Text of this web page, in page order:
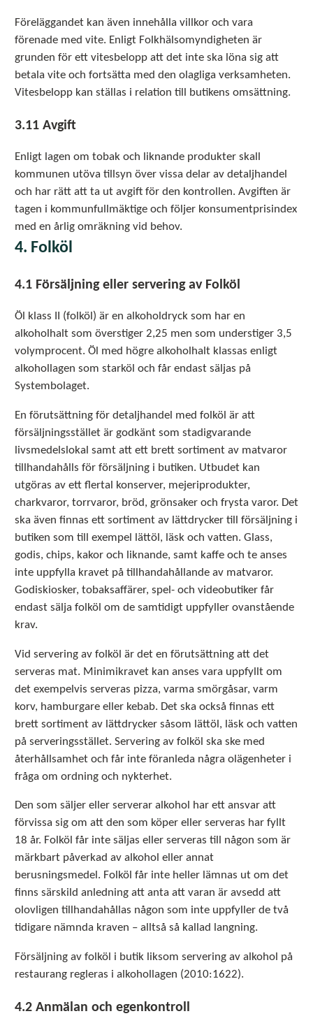
Föreläggandet kan även innehålla villkor och vara
förenade med vite. Enligt Folkhälsomyndigheten är
grunden för ett vitesbelopp att det inte ska löna sig att
betala vite och fortsätta med den olagliga verksamheten.
Vitesbelopp kan ställas i relation till butikens omsättning.
3.11 Avgift
Enligt lagen om tobak och liknande produkter skall
kommunen utöva tillsyn över vissa delar av detaljhandel
och har rätt att ta ut avgift för den kontrollen. Avgiften är
tagen i kommunfullmäktige och följer konsumentprisindex
med en årlig omräkning vid behov.
4. Folköl
4.1 Försäljning eller servering av Folköl
Öl klass II (folköl) är en alkoholdryck som har en
alkoholhalt som överstiger 2,25 men som understiger 3,5
volymprocent. Öl med högre alkoholhalt klassas enligt
alkohollagen som starköl och får endast säljas på
Systembolaget.
En förutsättning för detaljhandel med folköl är att
försäljningsstället är godkänt som stadigvarande
livsmedelslokal samt att ett brett sortiment av matvaror
tillhandahålls för försäljning i butiken. Utbudet kan
utgöras av ett flertal konserver, mejeriprodukter,
charkvaror, torrvaror, bröd, grönsaker och frysta varor. Det
ska även finnas ett sortiment av lättdrycker till försäljning i
butiken som till exempel lättöl, läsk och vatten. Glass,
godis, chips, kakor och liknande, samt kaffe och te anses
inte uppfylla kravet på tillhandahållande av matvaror.
Godiskiosker, tobaksaffärer, spel- och videobutiker får
endast sälja folköl om de samtidigt uppfyller ovanstående
krav.
Vid servering av folköl är det en förutsättning att det
serveras mat. Minimikravet kan anses vara uppfyllt om
det exempelvis serveras pizza, varma smörgåsar, varm
korv, hamburgare eller kebab. Det ska också finnas ett
brett sortiment av lättdrycker såsom lättöl, läsk och vatten
på serveringsstället. Servering av folköl ska ske med
återhållsamhet och får inte föranleda några olägenheter i
fråga om ordning och nykterhet.
Den som säljer eller serverar alkohol har ett ansvar att
förvissa sig om att den som köper eller serveras har fyllt
18 år. Folköl får inte säljas eller serveras till någon som är
märkbart påverkad av alkohol eller annat
berusningsmedel. Folköl får inte heller lämnas ut om det
finns särskild anledning att anta att varan är avsedd att
olovligen tillhandahållas någon som inte uppfyller de två
tidigare nämnda kraven – alltså så kallad langning.
Försäljning av folköl i butik liksom servering av alkohol på
restaurang regleras i alkohollagen (2010:1622).
4.2 Anmälan och egenkontroll